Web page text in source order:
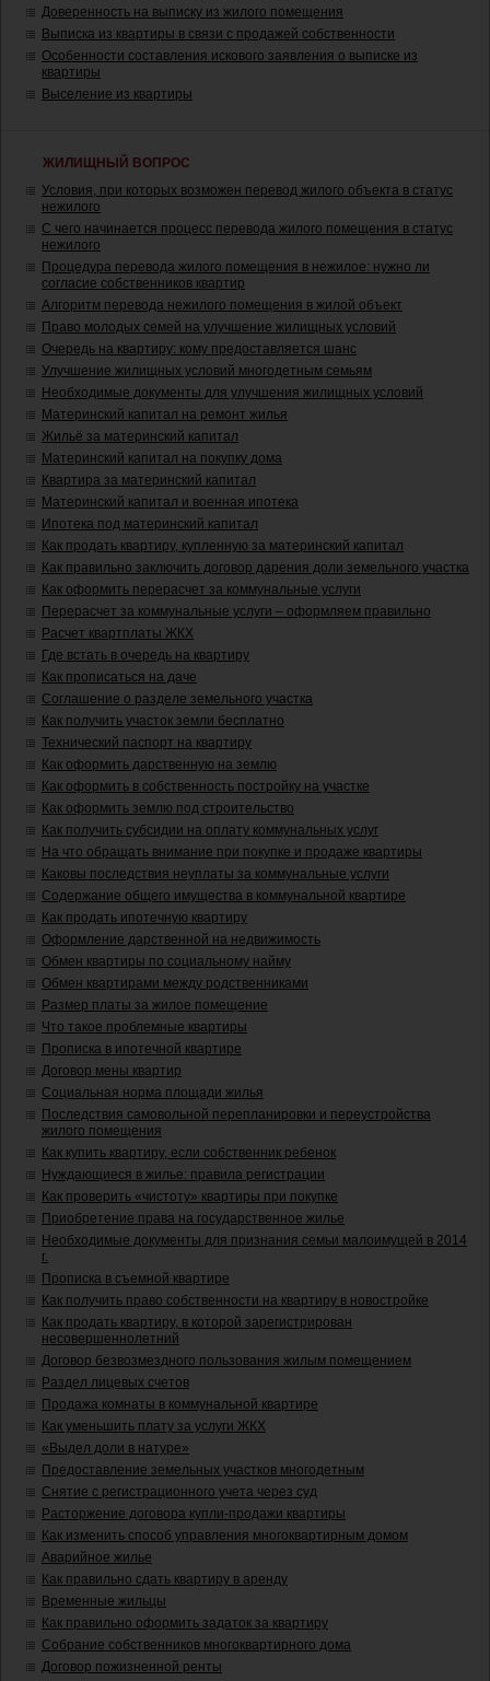
Доверенность на выписку из жилого помещения
Выписка из квартиры в связи с продажей собственности
Особенности составления искового заявления о выписке из
квартиры
Выселение из квартиры
ЖИЛИЩНЫЙ ВОПРОС
Условия, при которых возможен перевод жилого объекта в статус
нежилого
С чего начинается процесс перевода жилого помещения в статус
нежилого
Процедура перевода жилого помещения в нежилое: нужно ли
согласие собственников квартир
Алгоритм перевода нежилого помещения в жилой объект
Право молодых семей на улучшение жилищных условий
Очередь на квартиру: кому предоставляется шанс
Улучшение жилищных условий многодетным семьям
Необходимые документы для улучшения жилищных условий
Материнский капитал на ремонт жилья
Жильё за материнский капитал
Материнский капитал на покупку дома
Квартира за материнский капитал
Материнский капитал и военная ипотека
Ипотека под материнский капитал
Как продать квартиру, купленную за материнский капитал
Как правильно заключить договор дарения доли земельного участка
Как оформить перерасчет за коммунальные услуги
Перерасчет за коммунальные услуги – оформляем правильно
Расчет квартплаты ЖКХ
Где встать в очередь на квартиру
Как прописаться на даче
Соглашение о разделе земельного участка
Как получить участок земли бесплатно
Технический паспорт на квартиру
Как оформить дарственную на землю
Как оформить в собственность постройку на участке
Как оформить землю под строительство
Как получить субсидии на оплату коммунальных услуг
На что обращать внимание при покупке и продаже квартиры
Каковы последствия неуплаты за коммунальные услуги
Содержание общего имущества в коммунальной квартире
Как продать ипотечную квартиру
Оформление дарственной на недвижимость
Обмен квартиры по социальному найму
Обмен квартирами между родственниками
Размер платы за жилое помещение
Что такое проблемные квартиры
Прописка в ипотечной квартире
Договор мены квартир
Социальная норма площади жилья
Последствия самовольной перепланировки и переустройства
жилого помещения
Как купить квартиру, если собственник ребенок
Нуждающиеся в жилье: правила регистрации
Как проверить «чистоту» квартиры при покупке
Приобретение права на государственное жилье
Необходимые документы для признания семьи малоимущей в 2014
г.
Прописка в съемной квартире
Как получить право собственности на квартиру в новостройке
Как продать квартиру, в которой зарегистрирован
несовершеннолетний
Договор безвозмездного пользования жилым помещением
Раздел лицевых счетов
Продажа комнаты в коммунальной квартире
Как уменьшить плату за услуги ЖКХ
«Выдел доли в натуре»
Предоставление земельных участков многодетным
Снятие с регистрационного учета через суд
Расторжение договора купли-продажи квартиры
Как изменить способ управления многоквартирным домом
Аварийное жилье
Как правильно сдать квартиру в аренду
Временные жильцы
Как правильно оформить задаток за квартиру
Собрание собственников многоквартирного дома
Договор пожизненной ренты